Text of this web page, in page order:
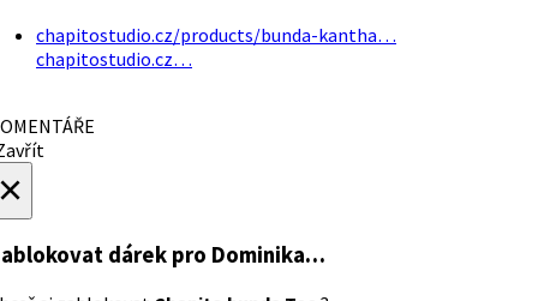
chapitostudio.cz/products/bunda-kantha…
chapitostudio.cz…
dárek pro Dominika…